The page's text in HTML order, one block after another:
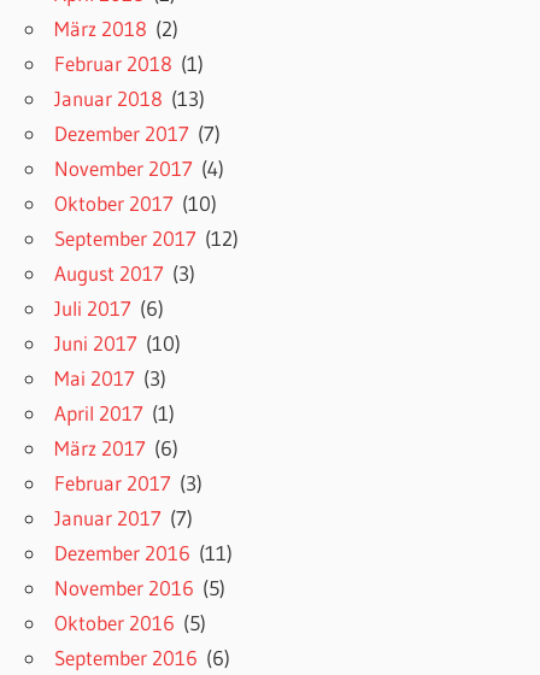
März 2018 (2)
Februar 2018 (1)
Januar 2018 (13)
Dezember 2017 (7)
November 2017 (4)
Oktober 2017 (10)
September 2017 (12)
August 2017 (3)
Juli 2017 (6)
Juni 2017 (10)
Mai 2017 (3)
April 2017 (1)
März 2017 (6)
Februar 2017 (3)
Januar 2017 (7)
Dezember 2016 (11)
November 2016 (5)
Oktober 2016 (5)
September 2016 (6)